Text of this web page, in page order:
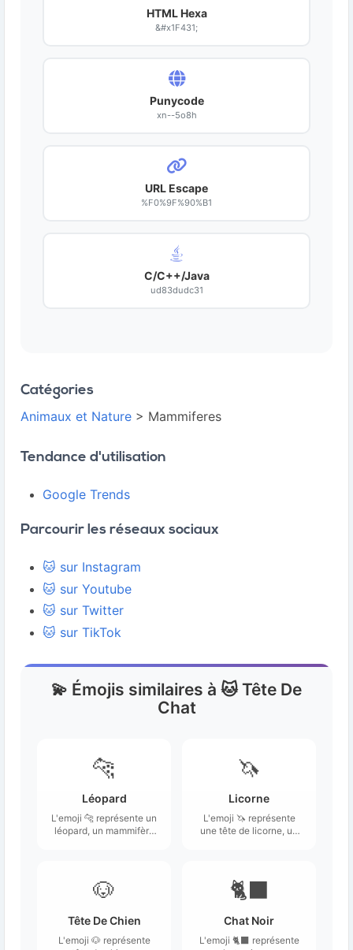
HTML Hexa
&#x1F431;
Punycode
xn--5o8h
URL Escape
%F0%9F%90%B1
C/C++/Java
ud83dudc31
Catégories
Animaux et Nature > Mammiferes
Tendance d'utilisation
Google Trends
Parcourir les réseaux sociaux
🐱 sur Instagram
🐱 sur Youtube
🐱 sur Twitter
🐱 sur TikTok
💫 Émojis similaires à 🐱 Tête De
Chat
🐆
Léopard
L'emoji 🐆 représente un
léopard, un mammifère
🦄
Licorne
L'emoji 🦄 représente
une tête de licorne, un
🐶
Tête De Chien
L'emoji 🐶 représente
🐈‍⬛
Chat Noir
L'emoji 🐈‍⬛ représente